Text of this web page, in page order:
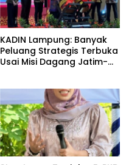
KADIN Lampung: Banyak
Peluang Strategis Terbuka
Usai Misi Dagang Jatim-